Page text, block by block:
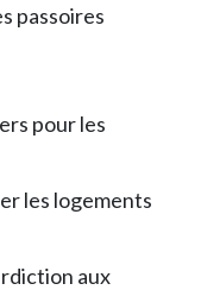
passoires
pour les
les logements
aux